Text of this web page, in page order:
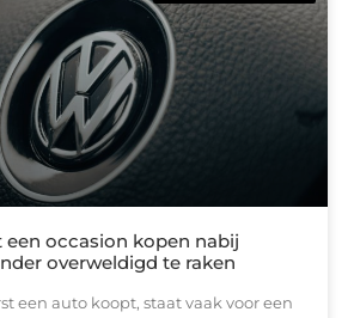
een occasion kopen nabij
overweldigd te raken
een auto koopt, staat vaak voor een